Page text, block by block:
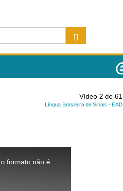
Vídeo 2 de 61
Língua Brasileira de Sinais - EAD
formato não é